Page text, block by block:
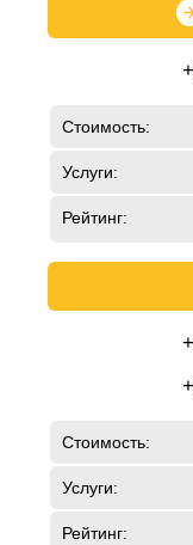
Стоимость:
Услуги:
Рейтинг:
Стоимость:
Услуги:
Рейтинг: